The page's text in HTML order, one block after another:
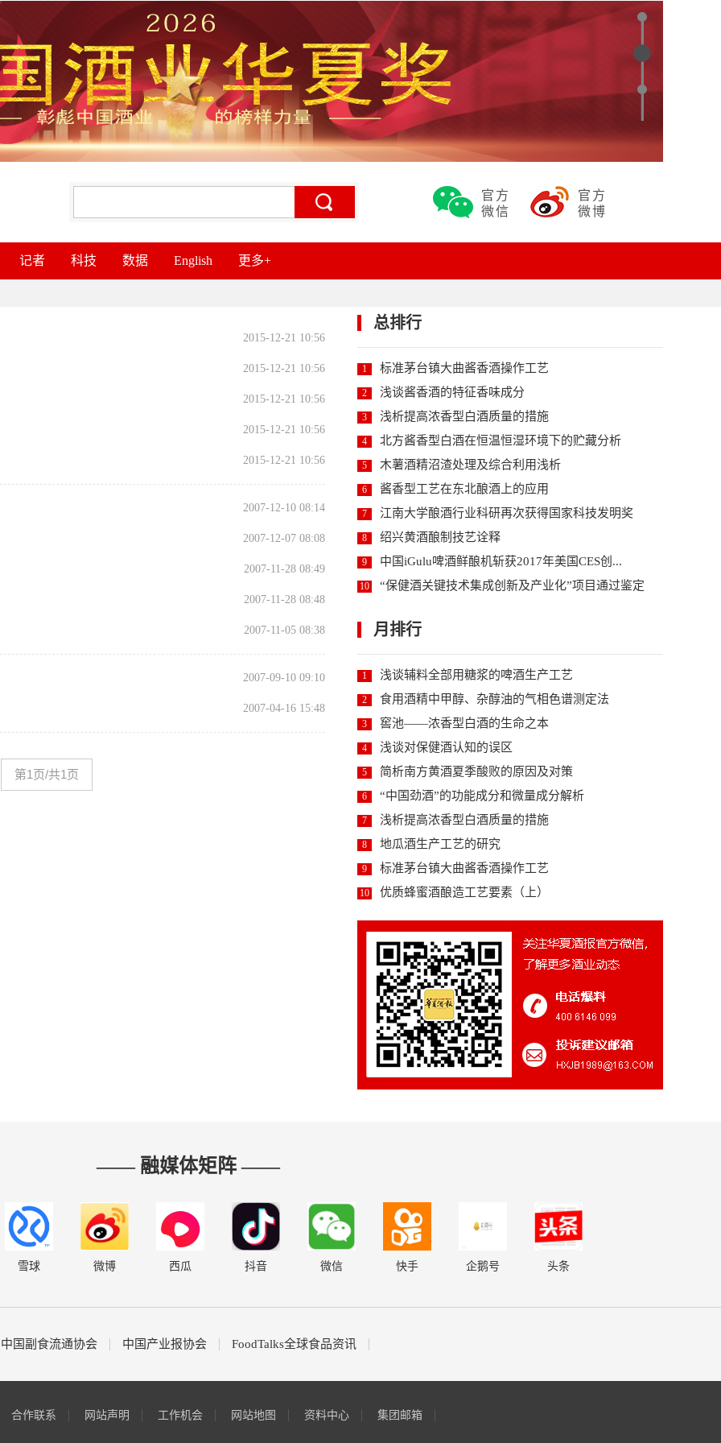
官方
微信
官方
微博
记者 科技 数据 English 更多+
2015-12-21 10:56
2015-12-21 10:56
2015-12-21 10:56
2015-12-21 10:56
2015-12-21 10:56
2007-12-10 08:14
2007-12-07 08:08
2007-11-28 08:49
2007-11-28 08:48
2007-11-05 08:38
2007-09-10 09:10
2007-04-16 15:48
第1页/共1页
总排行
1 标准茅台镇大曲酱香酒操作工艺
2 浅谈酱香酒的特征香味成分
3 浅析提高浓香型白酒质量的措施
4 北方酱香型白酒在恒温恒湿环境下的贮藏分析
5 木薯酒精沼渣处理及综合利用浅析
6 酱香型工艺在东北酿酒上的应用
7 江南大学酿酒行业科研再次获得国家科技发明奖
8 绍兴黄酒酿制技艺诠释
9 中国iGulu啤酒鲜酿机斩获2017年美国CES创...
10 “保健酒关键技术集成创新及产业化”项目通过鉴定
月排行
1 浅谈辅料全部用糖浆的啤酒生产工艺
2 食用酒精中甲醇、杂醇油的气相色谱测定法
3 窖池——浓香型白酒的生命之本
4 浅谈对保健酒认知的误区
5 简析南方黄酒夏季酸败的原因及对策
6 “中国劲酒”的功能成分和微量成分解析
7 浅析提高浓香型白酒质量的措施
8 地瓜酒生产工艺的研究
9 标准茅台镇大曲酱香酒操作工艺
10 优质蜂蜜酒酿造工艺要素（上）
—— 融媒体矩阵 ——
雪球 微博 西瓜 抖音 微信 快手 企鹅号 头条
中国副食流通协会 中国产业报协会 FoodTalks全球食品资讯
合作联系 网站声明 工作机会 网站地图 资料中心 集团邮箱